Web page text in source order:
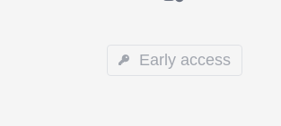
Early access